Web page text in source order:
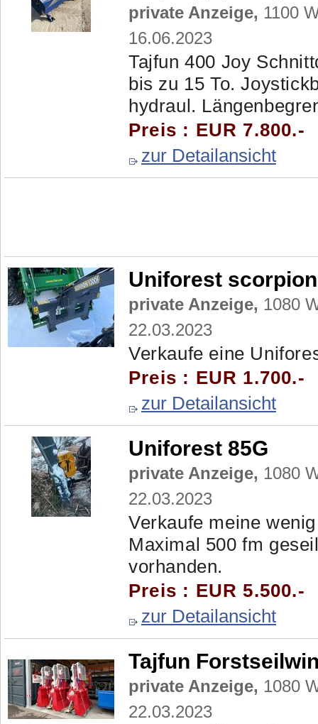
private Anzeige, 1100
16.06.2023
Tajfun 400 Joy
bis zu 15 To.
hydraul.
Preis : EUR 7.800.-
zur Detailansicht
Uniforest
private Anzeige, 1080
22.03.2023
Verkaufe eine
Preis : EUR 1.700.-
zur Detailansicht
Uniforest 85G
private Anzeige, 1080
22.03.2023
Verkaufe meine
Maximal 500 fm
vorhanden.
Preis : EUR 5.500.-
zur Detailansicht
Tajfun
private Anzeige, 1080
22.03.2023